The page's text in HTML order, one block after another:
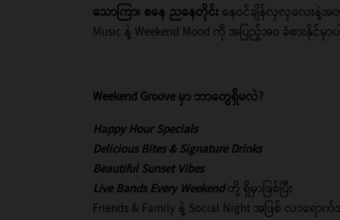
သောကြာ၊ စနေ ညနေတိုင်းနေဝင်ချိန်လှလှလေးနဲ့အတူ
Music နဲ့ Weekend Mood ကို အပြည့်အဝ ခံစားနိုင်မှာပ
Weekend Groove မှာ ဘာတွေရှိမလဲ?
Happy Hour Specials
Delicious Bites & Signature Drinks
Beautiful Sunset Vibes
Live Bands Every Weekendတို့ရှိမှာဖြစ်ပြီး
Friends & Family နဲ့ Social Night အဖြစ် လာရေ